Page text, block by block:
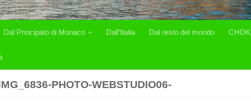
Dal Principato di Monaco Dall’Italia Dal resto del mondo
PHOTO-WEBSTUDIO06-